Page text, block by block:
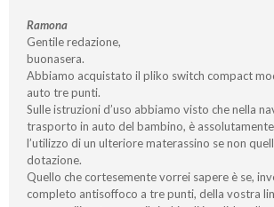
Ramona
Gentile redazione,
buonasera.
Abbiamo acquistato il pliko switch compact
auto tre punti.
Sulle istruzioni d’uso abbiamo visto che nella
trasporto in auto del bambino, è
l’utilizzo di un ulteriore materassino se non
dotazione.
Quello che cortesemente vorrei sapere è se,
completo antisoffoco a tre punti, della vostra